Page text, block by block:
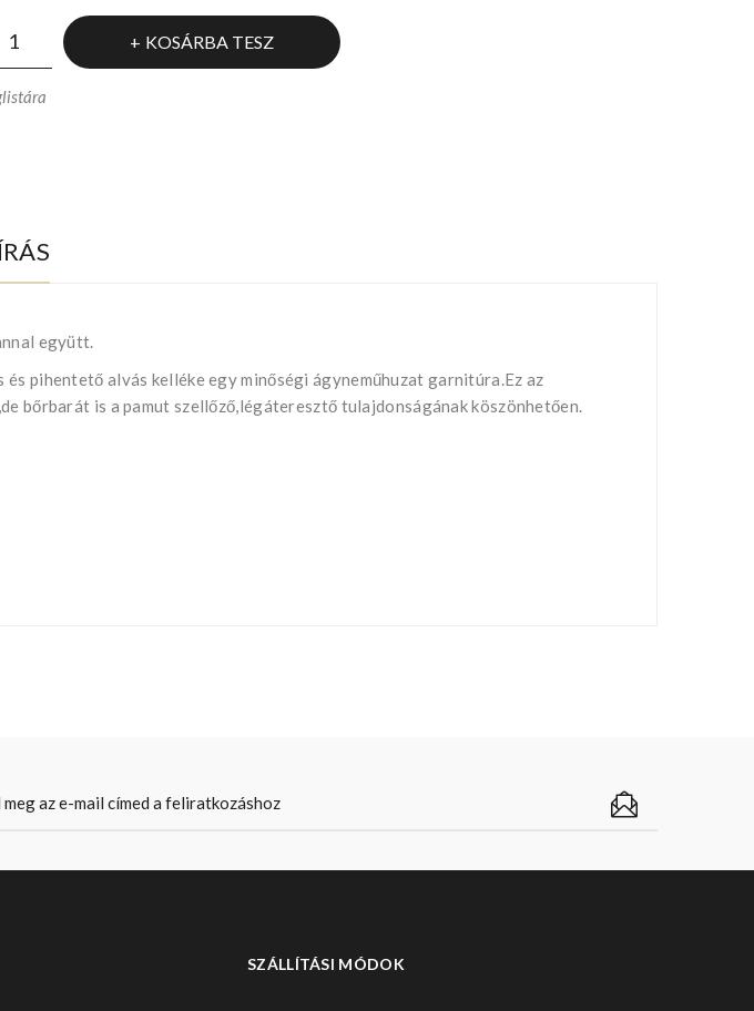
KOSÁRBA TESZ
együtt.
pihentető alvás kelléke egy minőségi ágyneműhuzat garnitúra.Ez az
bőrbarát is a pamut szellőző,légáteresztő tulajdonságának köszönhetően.
SZÁLLÍTÁSI MÓDOK